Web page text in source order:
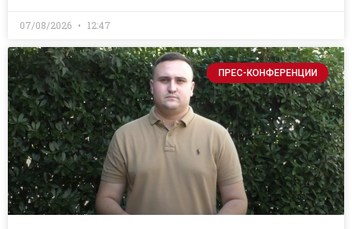
07/08/2026 12:47
ПРЕС-КОНФЕРЕНЦИИ